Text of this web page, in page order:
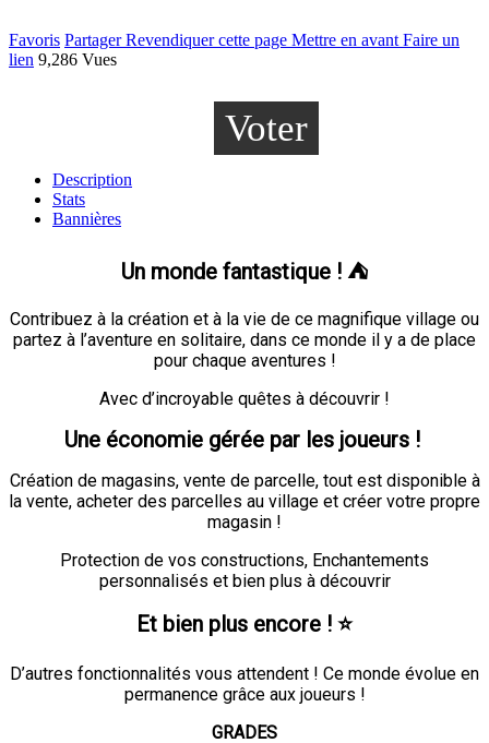
Favoris PartagerRevendiquer cette page Mettre en avantFaire un
lien 9,286 Vues
Voter
Description
Stats
Bannières
Un monde fantastique ! ⛺
Contribuez à la création et à la vie de ce magnifique village ou
partez à l’aventure en solitaire, dans ce monde il y a de place
pour chaque aventures !
Avec d’incroyable quêtes à découvrir !
Une économie gérée par les joueurs !
Création de magasins, vente de parcelle, tout est disponible à
la vente, acheter des parcelles au village et créer votre propre
magasin !
Protection de vos constructions, Enchantements
personnalisés et bien plus à découvrir
Et bien plus encore ! ⭐
D’autres fonctionnalités vous attendent ! Ce monde évolue en
permanence grâce aux joueurs !
GRADES